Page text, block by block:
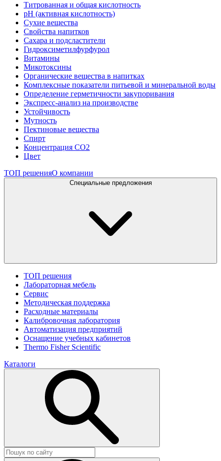
Титрованная и общая кислотность
рН (активная кислотность)
Сухие вещества
Свойства напитков
Сахара и подсластители
Гидроксиметилфурфурол
Витамины
Микотоксины
Органические вещества в напитках
Комплексные показатели питьевой и минеральной воды
Определение герметичности закупоривания
Экспресс-анализ на производстве
Устойчивость
Мутность
Пектиновые вещества
Спирт
Концентрация СО2
Цвет
ТОП решенияО компании
Специальные предложения
ТОП решения
Лабораторная мебель
Сервис
Методическая поддержка
Расходные материалы
Калибровочная лаборатория
Автоматизация предприятий
Оснащение учебных кабинетов
Thermo Fisher Scientific
Каталоги